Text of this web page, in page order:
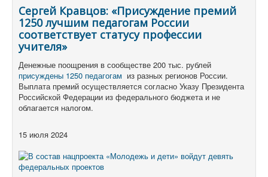
Сергей Кравцов: «Присуждение премий
1250 лучшим педагогам России
соответствует статусу профессии
учителя»
Денежные поощрения в сообществе 200 тыс. рублей
присуждены 1250 педагогам из разных регионов России.
Выплата премий осуществляется согласно Указу Президента
Российской Федерации из федерального бюджета и не
облагается налогом.
15 июля 2024